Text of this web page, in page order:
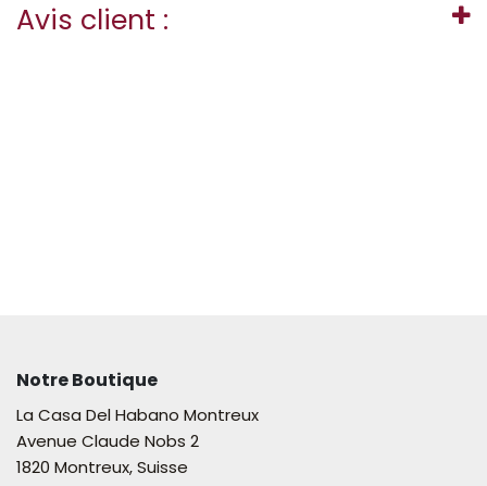
Avis client :
Notre Boutique
La Casa Del Habano Montreux
Avenue Claude Nobs 2
1820 Montreux, Suisse